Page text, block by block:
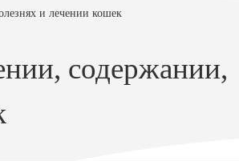
и лечении кошек
содержании,